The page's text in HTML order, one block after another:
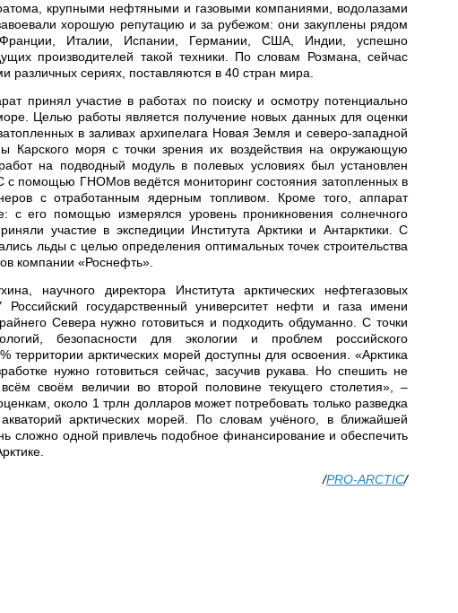
крупными нефтяными и газовыми компаниями, водолазами
хорошую репутацию и за рубежом: они закуплены рядом
Франции, Италии, Испании, Германии, США, Индии, успешно
производителей такой техники. По словам Розмана, сейчас
сериях, поставляются в 40 стран мира.
принял участие в работах по поиску и осмотру потенциально
Целью работы является получение новых данных для оценки
в заливах архипелага Новая Земля и северо-западной
Карского моря с точки зрения их воздействия на окружающую
на подводный модуль в полевых условиях был установлен
с помощью ГНОМов ведётся мониторинг состояния затопленных в
с отработанным ядерным топливом. Кроме того, аппарат
с его помощью измерялся уровень проникновения солнечного
участие в экспедиции Института Арктики и Антарктики. С
льды с целью определения оптимальных точек строительства
компании «Роснефть».
научного директора Института арктических нефтегазовых
государственный университет нефти и газа имени
Севера нужно готовиться и подходить обдуманно. С точки
безопасности для экологии и проблем российского
территории арктических морей доступны для освоения. «Арктика
нужно готовиться сейчас, засучив рукава. Но спешить не
своём величии во второй половине текущего столетия», –
около 1 трлн долларов может потребовать только разведка
акваторий арктических морей. По словам учёного, в ближайшей
сложно одной привлечь подобное финансирование и обеспечить
/PRO-ARCTIC/